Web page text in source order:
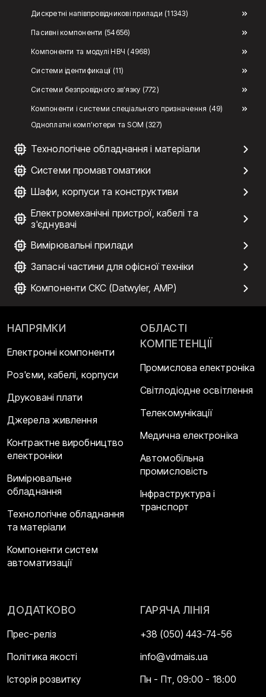
Дискретні напівпровідникові прилади (11343)
Пасивні компоненти (54656)
Компоненти та модулі НВЧ (4968)
Системи ідентификації (11)
Системи безпровідного зв'язку (772)
Компоненти і системи спеціального призначення (49)
Одноплатні комп'ютери та SOM (327)
Технологічне обладнання і матеріали
Системи промавтоматики
Шафи, корпуси та конструктиви
Електромеханічні пристрої, кабелі та
з'єднувачі
Вимірювальні прилади
Запасні частини для офісної техніки
Компоненти СКС (Datwyler, AMP)
НАПРЯМКИ
Електронні компоненти
Роз'єми, кабелі, корпуси
Друковані плати
Джерела живлення
Контрактне виробництво
електроніки
Вимірювальне
обладнання
Технологічне обладнання
та матеріали
Компоненти систем
автоматизації
ОБЛАСТІ
КОМПЕТЕНЦІЇ
Промислова електроніка
Світлодіодне освітлення
Телекомунікації
Медична електроніка
Автомобільна
промисловість
Інфраструктура і
транспорт
ДОДАТКОВО
Прес-реліз
Політика якості
Історія розвитку
ГАРЯЧА ЛІНІЯ
+38 (050) 443-74-56
info@vdmais.ua
Пн - Пт, 09:00 - 18:00